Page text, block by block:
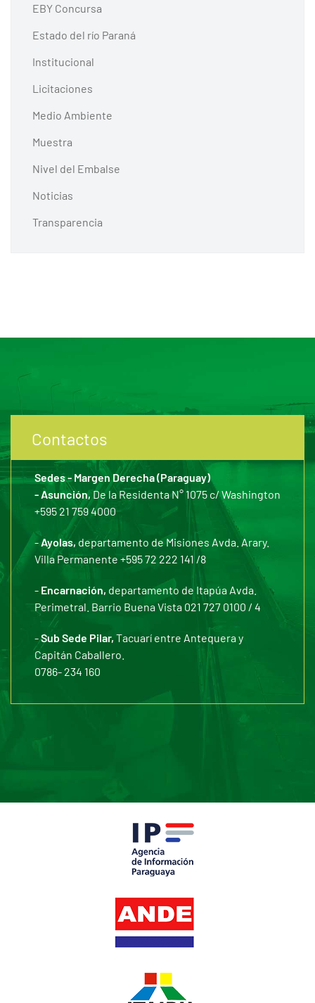
EBY Concursa
Estado del río Paraná
Institucional
Licitaciones
Medio Ambiente
Muestra
Nivel del Embalse
Noticias
Transparencia
Contactos
Sedes - Margen Derecha (Paraguay)
- Asunción,De la Residenta N° 1075 c/ Washington
+595 21 759 4000
-Ayolas, departamento de Misiones Avda. Arary.
Villa Permanente +595 72 222 141 /8
- Encarnación, departamento de Itapúa Avda.
Perimetral. Barrio Buena Vista 021 727 0100 / 4
-Sub Sede Pilar, Tacuarí entre Antequera y
Capitán Caballero.
0786- 234 160